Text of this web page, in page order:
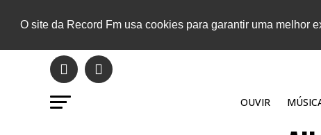
O site da Record Fm usa cookies para garantir uma melhor
OUVIR